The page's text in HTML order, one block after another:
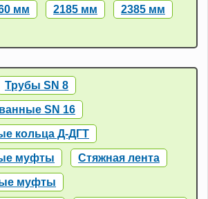
мм 2185 мм 2385 мм
Трубы SN 8
SN 16
кольца Д-ДГТ
муфты Стяжная лента
муфты